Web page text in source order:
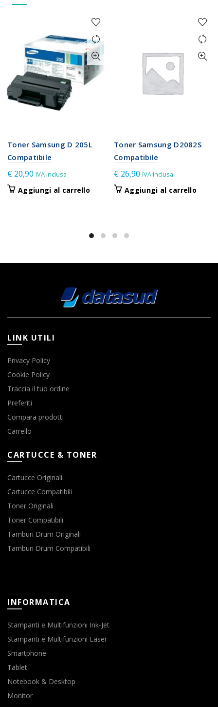
Toner Samsung D 205L
Compatibile
€ 20,90 IVA inclusa
Aggiungi al carrello
Toner Samsung D2082S
Compatibile
€ 26,90 IVA inclusa
Aggiungi al carrello
LINK UTILI
Privacy Policy
Cookie Policy
Traccia il tuo ordine
Preferiti
Compara prodotti
Carrello
CARTUCCE & TONER
Cartucce Originali
Cartucce Compatibili
Toner Originali
Toner Compatibili
Tamburi Drum Originali
Tamburi Drum Compatibili
INFORMATICA
Stampanti e Multifunzioni Ink-Jet
Stampanti e Multifunzioni Laser
Smartphone
Tablet
Notebook & Desktop
Monitor